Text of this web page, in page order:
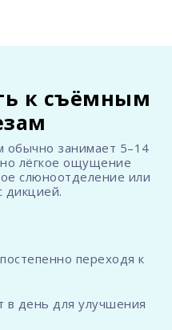
к съёмным
обычно занимает 5–14
лёгкое ощущение
слюноотделение или
дикцией.
переходя к
в день для улучшения